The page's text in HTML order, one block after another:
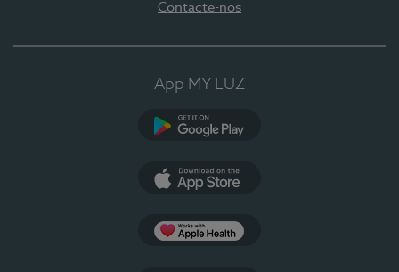
Contacte-nos
App MY LUZ